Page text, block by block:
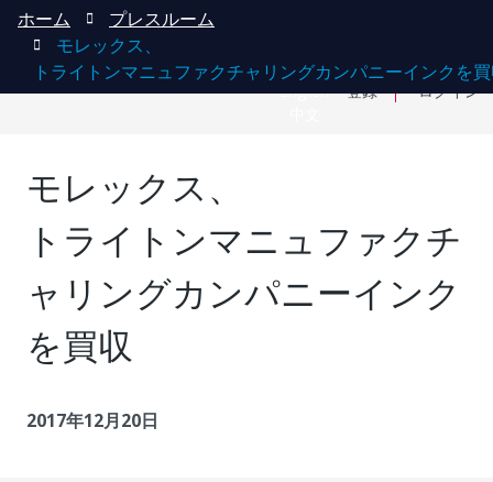
English
登録 ログイン
ホーム
プレスルーム
モレックス、
トライトンマニュファクチャリングカンパニーインクを
モレックス、
トライトンマニュファクチ
ャリングカンパニーインク
を買収
2017年12月20日